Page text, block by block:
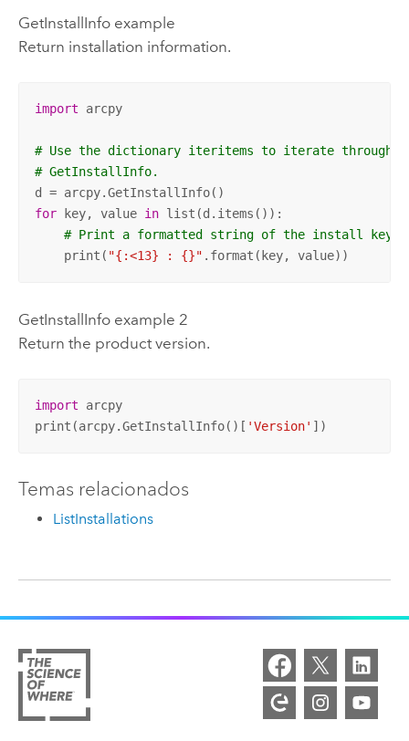
GetInstallInfo example
Return installation information.
import arcpy
# Use the dictionary iteritems to iterate through
# GetInstallInfo.
for key, value in list(d.items()):
# Print a formatted string of the install key
    print(
"{:<13} : {}" .format(key, value))
GetInstallInfo example 2
Return the product version.
import arcpy
print(arcpy.GetInstallInfo()[ 'Version' ])
Temas relacionados
ListInstallations